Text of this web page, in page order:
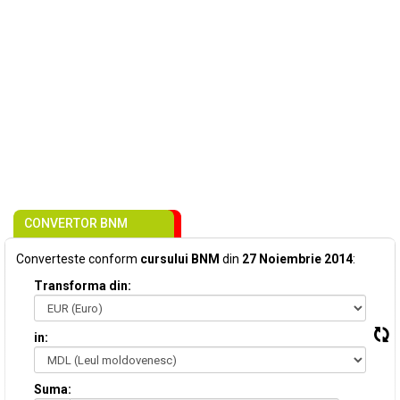
CONVERTOR BNM
Converteste conform cursului BNM din 27 Noiembrie 2014:
Transforma din:
in:
Suma: